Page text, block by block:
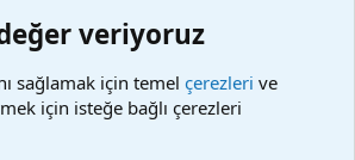
Bulunan Videolar YouTube,
hakları sorumluluğu bu sitelere aittir.
bulunmamaktadır.
veriyoruz
sağlamak için temel çerezleri ve
için isteğe bağlı çerezleri